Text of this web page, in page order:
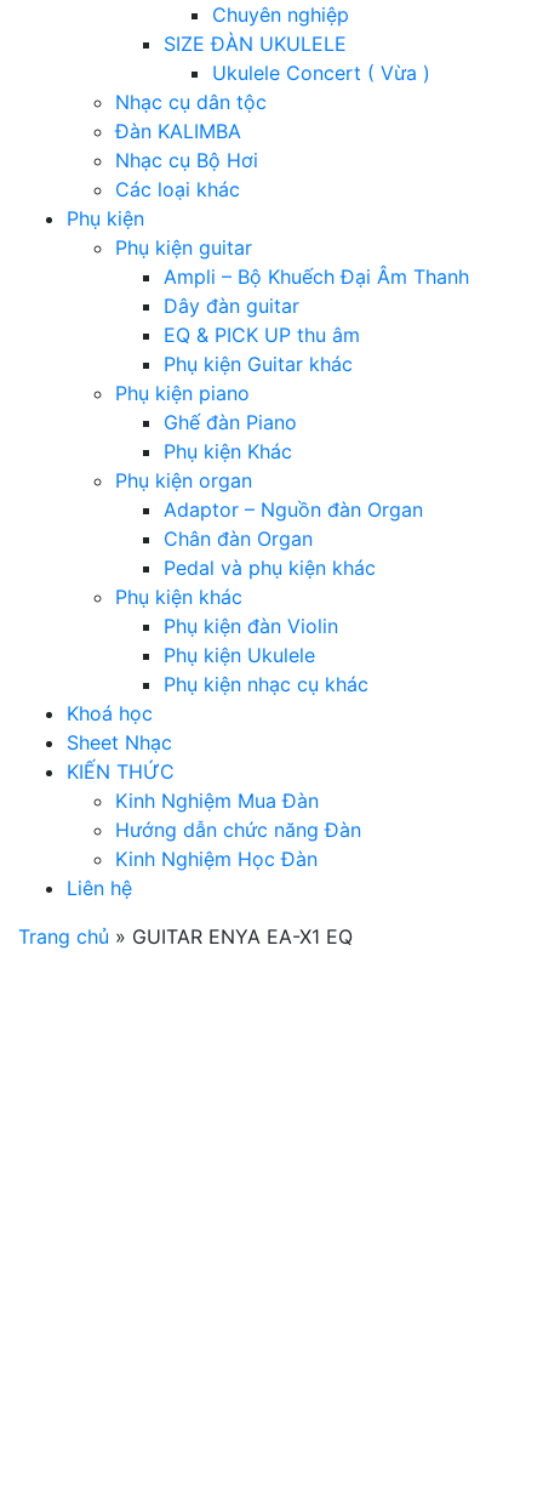
Chuyên nghiệp
SIZE ĐÀN UKULELE
Ukulele Concert ( Vừa )
Nhạc cụ dân tộc
Đàn KALIMBA
Nhạc cụ Bộ Hơi
Các loại khác
Phụ kiện
Phụ kiện guitar
Ampli – Bộ Khuếch Đại Âm Thanh
Dây đàn guitar
EQ & PICK UP thu âm
Phụ kiện Guitar khác
Phụ kiện piano
Ghế đàn Piano
Phụ kiện Khác
Phụ kiện organ
Adaptor – Nguồn đàn Organ
Chân đàn Organ
Pedal và phụ kiện khác
Phụ kiện khác
Phụ kiện đàn Violin
Phụ kiện Ukulele
Phụ kiện nhạc cụ khác
Khoá học
Sheet Nhạc
KIẾN THỨC
Kinh Nghiệm Mua Đàn
Hướng dẫn chức năng Đàn
Kinh Nghiệm Học Đàn
Liên hệ
Trang chủ » GUITAR ENYA EA-X1 EQ